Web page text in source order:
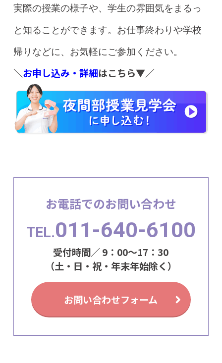
実際の授業の様子や、学生の雰囲気をまるっ
と知ることができます。お仕事終わりや学校
帰りなどに、お気軽にご参加ください。
＼お申し込み・詳細はこちら▼／
お電話でのお問い合わせ
TEL.011-640-6100
受付時間／ 9：00～17：30
（土・日・祝・年末年始除く）
お問い合わせフォーム